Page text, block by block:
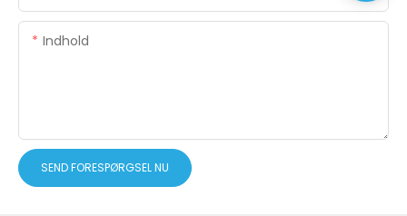
Indhold
SEND FORESPØRGSEL NU